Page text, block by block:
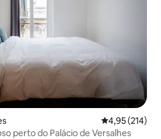
4,95 de uma
4,95 (214)
perto do Palácio de Versalhes